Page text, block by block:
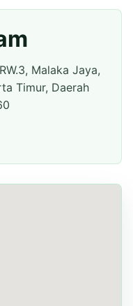
Malaka Jaya,
Timur, Daerah